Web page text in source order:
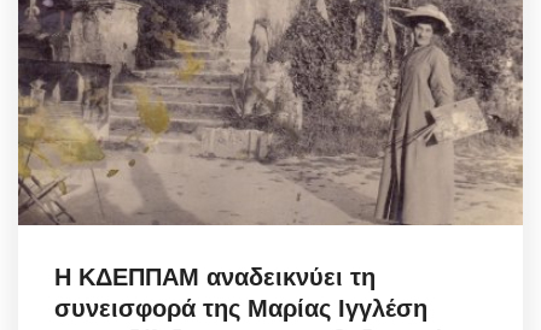
Sustainability
Health
In Pictures
Science & Tech
Σεβασμιώτατος Δωρόθεος Β’
Η ΚΔΕΠΠΑΜ αναδεικνύει τη
συνεισφορά της Μαρίας Ιγγλέση